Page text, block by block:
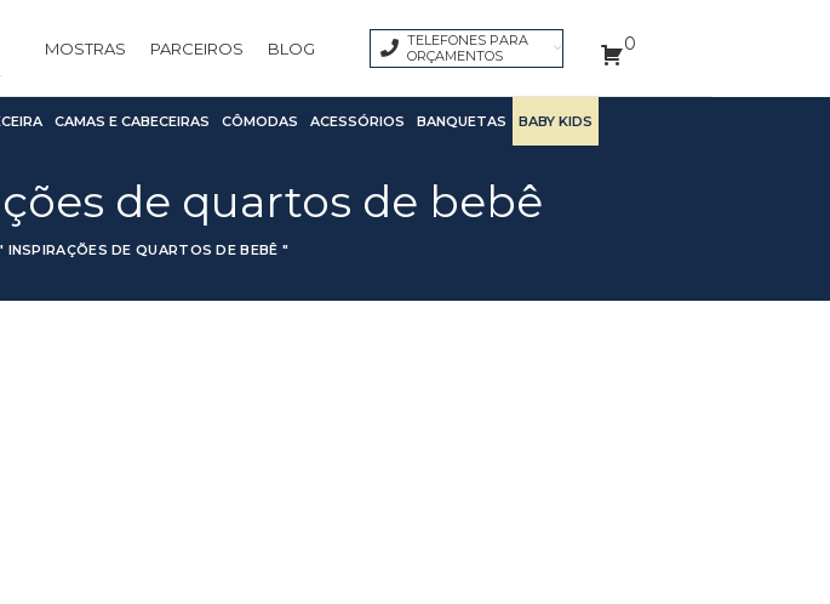
MOSTRAS PARCEIROS BLOG
TELEFONES PARA
ORÇAMENTOS
0
CAMAS E CABECEIRAS CÔMODAS ACESSÓRIOS BANQUETAS BABY KIDS
de quartos de bebê
DE QUARTOS DE BEBÊ "